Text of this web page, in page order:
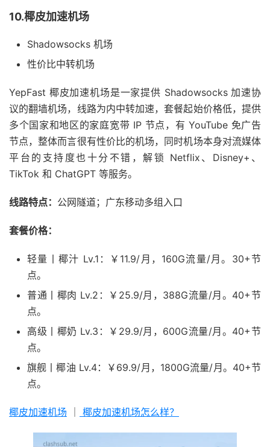
10.椰皮加速机场
Shadowsocks 机场
性价比中转机场
YepFast 椰皮加速机场是一家提供 Shadowsocks 加速协
议的翻墙机场，线路为内中转加速，套餐起始价格低，提供
多个国家和地区的家庭宽带 IP 节点，有 YouTube 免广告
节点，整体而言很有性价比的机场，同时机场本身对流媒体
平台的支持度也十分不错，解锁 Netflix、Disney+、
TikTok 和 ChatGPT 等服务。
线路特点： 公网隧道；广东移动多组入口
套餐价格：
轻量丨椰汁 Lv.1：￥11.9/月，160G流量/月。30+节
点。
普通丨椰肉 Lv.2：￥25.9/月，388G流量/月。40+节
点。
高级丨椰奶 Lv.3：￥29.9/月，600G流量/月。40+节
点。
旗舰丨椰油 Lv.4：￥69.9/月，1800G流量/月。40+节
点。
椰皮加速机场 椰皮加速机场怎么样？